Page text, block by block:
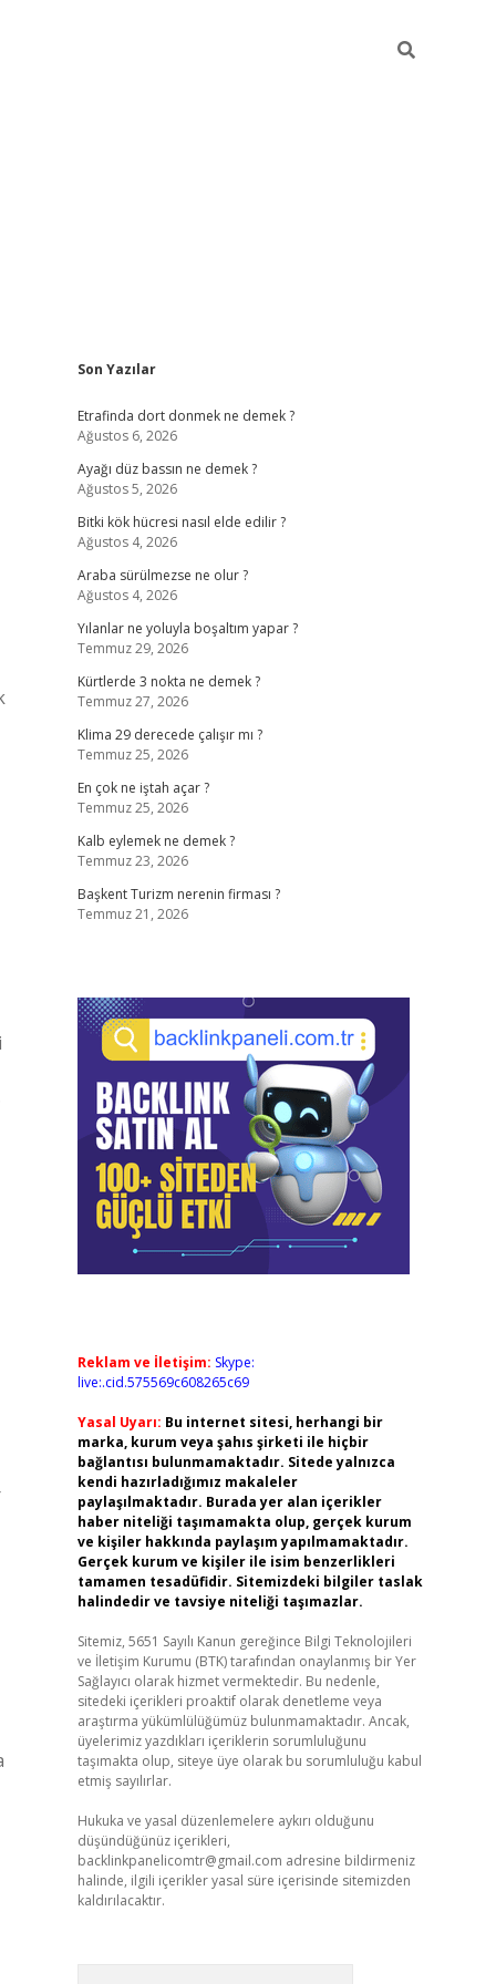
Sidebar
Son Yazılar
Etrafinda dort donmek ne demek ?
Ağustos 6, 2026
Ayağı düz bassın ne demek ?
Ağustos 5, 2026
Bitki kök hücresi nasıl elde edilir ?
Ağustos 4, 2026
Araba sürülmezse ne olur ?
Ağustos 4, 2026
Yılanlar ne yoluyla boşaltım yapar ?
Temmuz 29, 2026
Kürtlerde 3 nokta ne demek ?
Temmuz 27, 2026
Klima 29 derecede çalışır mı ?
Temmuz 25, 2026
En çok ne iştah açar ?
Temmuz 25, 2026
Kalb eylemek ne demek ?
Temmuz 23, 2026
Başkent Turizm nerenin firması ?
Temmuz 21, 2026
Reklam ve İletişim: Skype:
live:.cid.575569c608265c69
Yasal Uyarı: Bu internet sitesi, herhangi bir
marka, kurum veya şahıs şirketi ile hiçbir
bağlantısı bulunmamaktadır. Sitede yalnızca
kendi hazırladığımız makaleler
paylaşılmaktadır. Burada yer alan içerikler
haber niteliği taşımamakta olup, gerçek kurum
ve kişiler hakkında paylaşım yapılmamaktadır.
Gerçek kurum ve kişiler ile isim benzerlikleri
tamamen tesadüfidir. Sitemizdeki bilgiler taslak
halindedir ve tavsiye niteliği taşımazlar.
Sitemiz, 5651 Sayılı Kanun gereğince Bilgi Teknolojileri
ve İletişim Kurumu (BTK) tarafından onaylanmış bir Yer
Sağlayıcı olarak hizmet vermektedir. Bu nedenle,
sitedeki içerikleri proaktif olarak denetleme veya
araştırma yükümlülüğümüz bulunmamaktadır. Ancak,
üyelerimiz yazdıkları içeriklerin sorumluluğunu
taşımakta olup, siteye üye olarak bu sorumluluğu kabul
etmiş sayılırlar.
Hukuka ve yasal düzenlemelere aykırı olduğunu
düşündüğünüz içerikleri,
backlinkpanelicomtr@gmail.com adresine bildirmeniz
halinde, ilgili içerikler yasal süre içerisinde sitemizden
kaldırılacaktır.